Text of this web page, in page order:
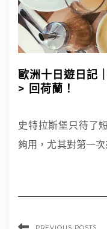
歐洲十日遊日記
> 回荷蘭！
史特拉斯堡只待了
夠用，尤其對第一
PREVIOUS POSTS